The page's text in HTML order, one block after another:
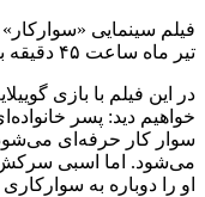
تیر ماه ساعت ۴۵ دقیقه بامداد از شبکه دو سیما پخش خواهد شد.
در این فیلم با بازی
خواهیم دید: پسر
سوار کار حرفه‌ای
می‌شود. اما اسبی سرکش
او را دوباره به